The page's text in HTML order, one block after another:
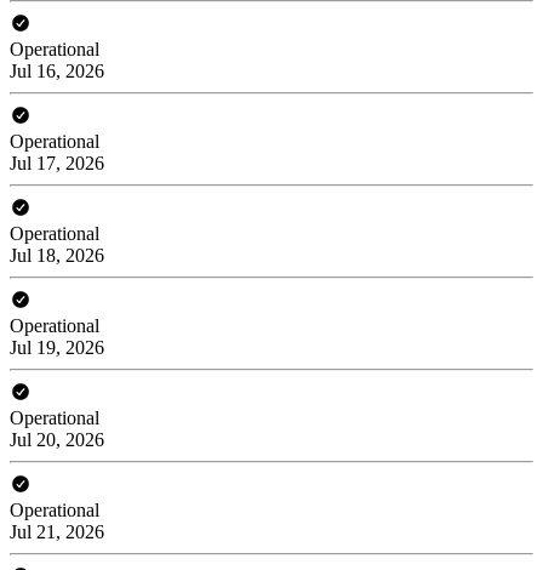
Operational
Jul 16, 2026
Operational
Jul 17, 2026
Operational
Jul 18, 2026
Operational
Jul 19, 2026
Operational
Jul 20, 2026
Operational
Jul 21, 2026